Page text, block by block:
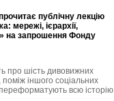
публічну лекцію
мережі, ієрархії,
на запрошення Фонду
про шість дивовижних
іншого соціальних
всю історію